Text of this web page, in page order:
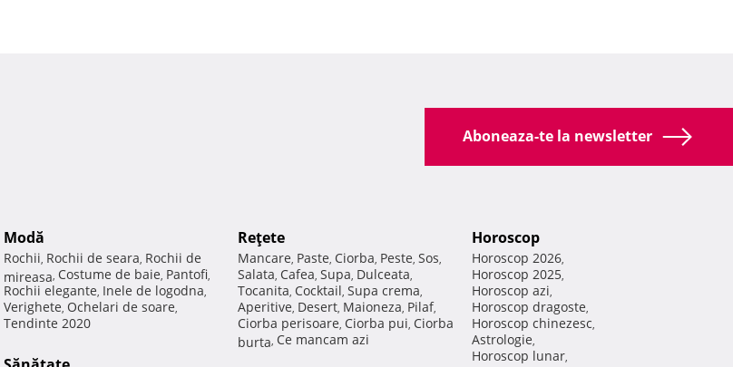
Aboneaza-te la newsletter
Modă
Rochii, Rochii de seara, Rochii de
mireasa, Costume de baie, Pantofi,
Rochii elegante, Inele de logodna,
Verighete, Ochelari de soare,
Tendinte 2020
Reţete
Mancare, Paste, Ciorba, Peste, Sos,
Salata, Cafea, Supa, Dulceata,
Tocanita, Cocktail, Supa crema,
Aperitive, Desert, Maioneza, Pilaf,
Ciorba perisoare, Ciorba pui, Ciorba
burta, Ce mancam azi
Horoscop
Horoscop 2026,
Horoscop 2025,
Horoscop azi,
Horoscop dragoste,
Horoscop chinezesc,
Astrologie,
Horoscop lunar,